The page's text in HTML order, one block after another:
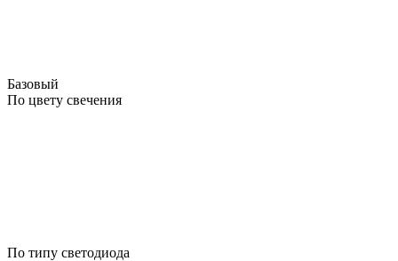
Базовый
По цвету свечения
По типу светодиода